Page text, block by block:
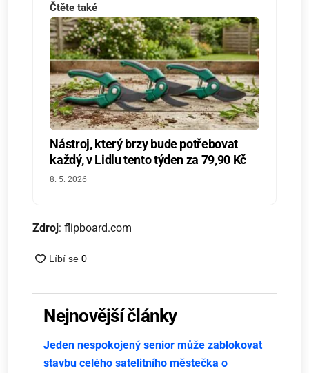
Čtěte také
Nástroj, který brzy bude potřebovat
každý, v Lidlu tento týden za 79,90 Kč
8. 5. 2026
Zdroj: flipboard.com
Nejnovější články
Jeden nespokojený senior může zablokovat
stavbu celého satelitního městečka o